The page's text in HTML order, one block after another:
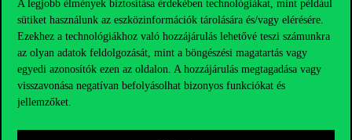
A legjobb élmények biztosítása érdekében technológiákat, mint például
sütiket használunk az eszközinformációk tárolására és/vagy elérésére.
Ezekhez a technológiákhoz való hozzájárulás lehetővé teszi számunkra
az olyan adatok feldolgozását, mint a böngészési magatartás vagy
egyedi azonosítók ezen az oldalon. A hozzájárulás megtagadása vagy
visszavonása negatívan befolyásolhat bizonyos funkciókat és
jellemzőket.
Telefonszám:+36 1 482 5000
Kérdésed van a felvételivel kapcsolatban?
Oktatói elérhetőségek